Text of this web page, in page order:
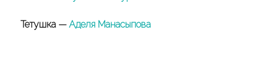
Тетушка — Аделя Манасыпова